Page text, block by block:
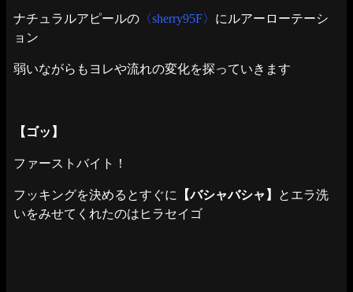
ナチュラルアピールの〈sherry95F〉 にルアーローテーシ
ョン
弱いながらもヨレや流れの変化を探っていきます
【ゴッ】
ファーストバイト！
フッキングを決めるとすぐに 【バシャバシャ】
とエラ洗
いをみせてくれたのはヒラセイゴ